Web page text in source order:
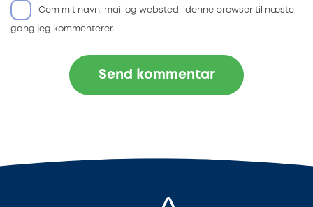
Gem mit navn, mail og websted i denne browser til næste
gang jeg kommenterer.